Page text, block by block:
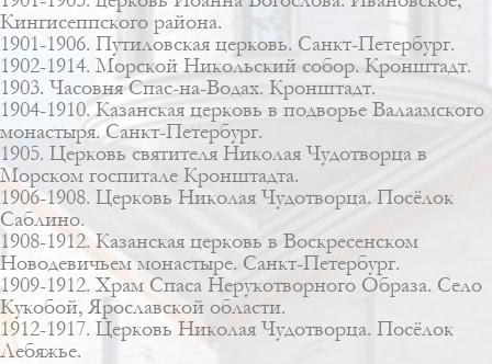
Кингисеппского района.
1901-1906. Путиловская церковь. Санкт-Петербург.
1902-1914. Морской Никольский собор. Кронштадт.
1903. Часовня Спас-на-Водах. Кронштадт.
1904-1910. Казанская церковь в подворье Валаамского
монастыря. Санкт-Петербург.
1905. Церковь святителя Николая Чудотворца в
Морском госпитале Кронштадта.
1906-1908. Церковь Николая Чудотворца. Посёлок
Саблино.
1908-1912. Казанская церковь в Воскресенском
Новодевичьем монастыре. Санкт-Петербург.
1909-1912. Храм Спаса Нерукотворного Образа. Село
Кукобой, Ярославской области.
1912-1917. Церковь Николая Чудотворца. Посёлок
Лебяжье.